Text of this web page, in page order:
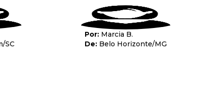
/SC
Marcia B.
Belo Horizonte/MG